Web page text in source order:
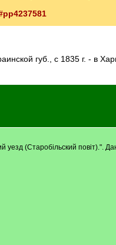
губ., с 1835 г. - в
уезд (Старобiльский повiт).".